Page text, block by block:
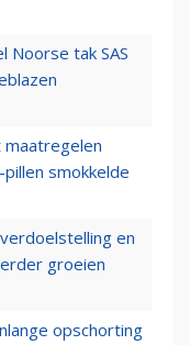
Noorse tak SAS
maatregelen
smokkelde
en
groeien
opschorting